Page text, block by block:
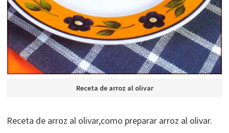
Receta de arroz al olivar
Receta de arroz al olivar,como preparar arroz al olivar.